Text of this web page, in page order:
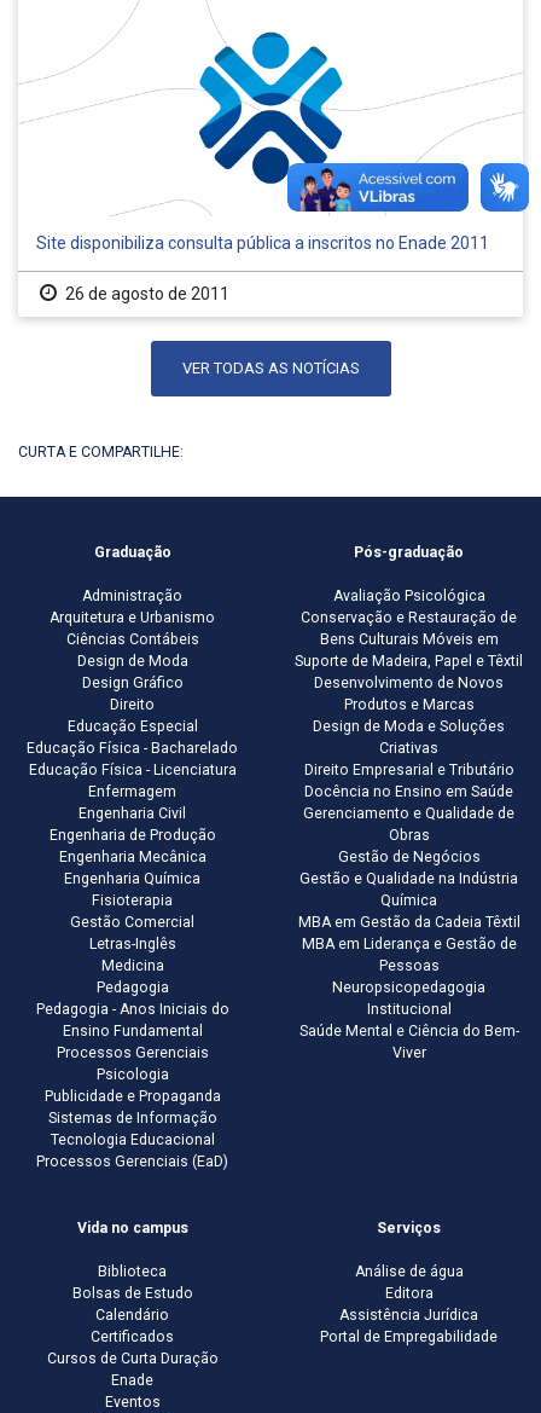
Site disponibiliza consulta pública a inscritos no Enade 2011
26 de agosto de 2011
VER TODAS AS NOTÍCIAS
CURTA E COMPARTILHE:
Graduação
Administração
Arquitetura e Urbanismo
Ciências Contábeis
Design de Moda
Design Gráfico
Direito
Educação Especial
Educação Física - Bacharelado
Educação Física - Licenciatura
Enfermagem
Engenharia Civil
Engenharia de Produção
Engenharia Mecânica
Engenharia Química
Fisioterapia
Gestão Comercial
Letras-Inglês
Medicina
Pedagogia
Pedagogia - Anos Iniciais do
Ensino Fundamental
Processos Gerenciais
Psicologia
Publicidade e Propaganda
Sistemas de Informação
Tecnologia Educacional
Processos Gerenciais (EaD)
Pós-graduação
Avaliação Psicológica
Conservação e Restauração de
Bens Culturais Móveis em
Suporte de Madeira, Papel e Têxtil
Desenvolvimento de Novos
Produtos e Marcas
Design de Moda e Soluções
Criativas
Direito Empresarial e Tributário
Docência no Ensino em Saúde
Gerenciamento e Qualidade de
Obras
Gestão de Negócios
Gestão e Qualidade na Indústria
Química
MBA em Gestão da Cadeia Têxtil
MBA em Liderança e Gestão de
Pessoas
Neuropsicopedagogia
Institucional
Saúde Mental e Ciência do Bem-
Viver
Vida no campus
Biblioteca
Bolsas de Estudo
Calendário
Certificados
Cursos de Curta Duração
Enade
Eventos
Serviços
Análise de água
Editora
Assistência Jurídica
Portal de Empregabilidade